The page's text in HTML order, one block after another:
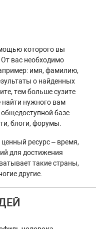
которого вы
вас необходимо
имя, фамилию,
о найденных
тем больше сузите
найти нужного вам
базе
блоги, форумы.
ресурс – время,
для достижения
такие страны,
другие.